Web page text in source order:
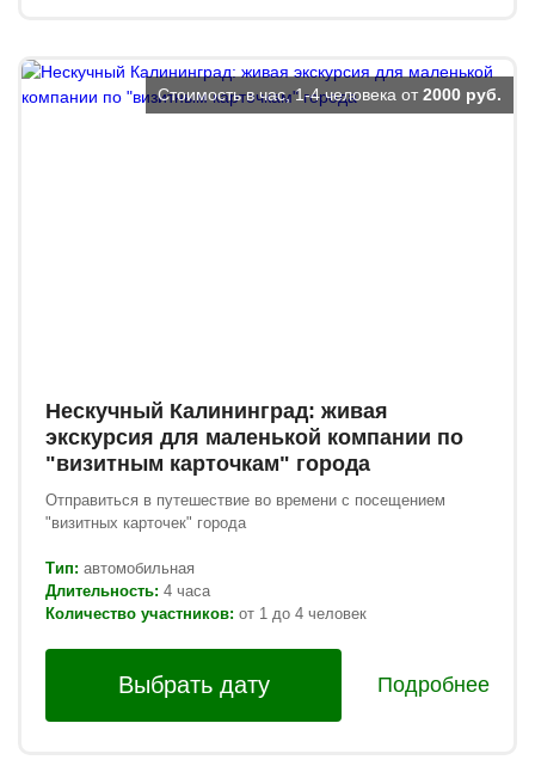
Нескучный Калининград: живая
экскурсия для маленькой компании по
"визитным карточкам" города
Отправиться в путешествие во времени с посещением
"визитных карточек" города
Тип: автомобильная
Длительность: 4 часа
Количество участников: от 1 до 4 человек
Стоимость в час, 1-4 человека от 2000 руб.
Выбрать дату Подробнее